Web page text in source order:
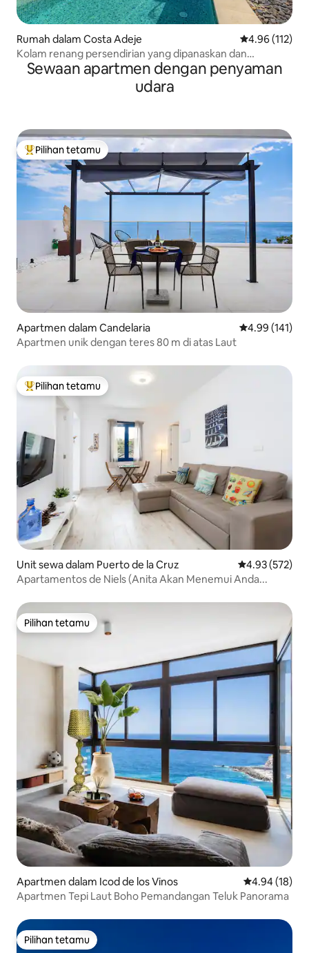
Rumah dalam Costa Adeje Penarafan
4.96 (112)
Kolam renang persendirian yang dipanaskan dan
pemandangan laut
Sewaan apartmen dengan penyaman
udara
Pilihan utama tetamu
Pilihan tetamu
Apartmen dalam Candelaria Penarafan
4.99 (141)
Apartmen unik dengan teres 80 m di atas Laut
Pilihan utama tetamu
Pilihan tetamu
Unit sewa dalam Puerto de la Cruz Penarafan
4.93 (572)
Apartamentos de Niels (Anita Akan Menemui Anda...
Pilihan tetamu
Pilihan tetamu
Apartmen dalam Icod de los Vinos Penarafan
4.94 (18)
Apartmen Tepi Laut Boho Pemandangan Teluk Panorama
Pilihan tetamu
Pilihan tetamu